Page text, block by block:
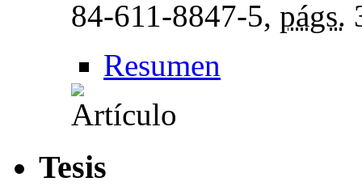
84-611-8847-5, págs.
Resumen
Tesis